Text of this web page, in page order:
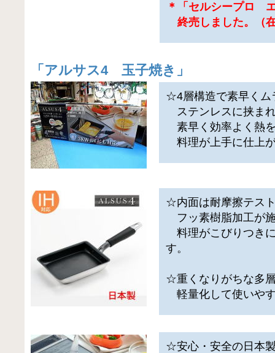
＊「セルシープロ
終売しました。（
「 アルサス4 玉子焼き 」
☆4層構造で素早くム
ステンレスに挟ま
素早く効率よく熱
料理が上手に仕上
☆内面は耐摩擦テス
フッ素樹脂加工が
料理がこびりつき
す。
☆重くなりがちな多
軽量化して使いや
☆安心・安全の日本